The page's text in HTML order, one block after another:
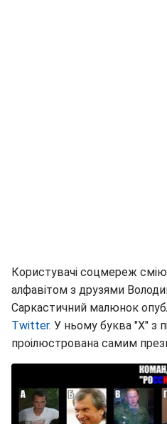
Користувачі соцмереж
алфавітом з друзями
Саркастичний малюнок
Twitter. У ньому буква "Х" з
проілюстрована самим